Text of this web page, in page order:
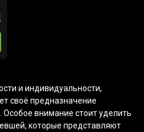
и индивидуальности,
своё предназначение
внимание стоит уделить
которые представляют